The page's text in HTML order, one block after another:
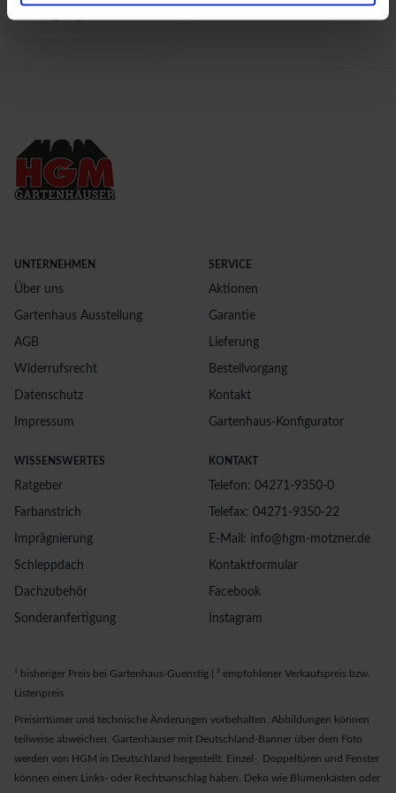
Schäden.
UNTERNEHMEN
Über uns
Gartenhaus Ausstellung
AGB
Widerrufsrecht
Datenschutz
Impressum
SERVICE
Aktionen
Garantie
Lieferung
Bestellvorgang
Kontakt
Gartenhaus-Konfigurator
WISSENSWERTES
Ratgeber
Farbanstrich
Imprägnierung
Schleppdach
Dachzubehör
Sonderanfertigung
KONTAKT
Telefon: 04271-9350-0
Telefax: 04271-9350-22
E-Mail: info@hgm-motzner.de
Kontaktformular
Facebook
Instagram
¹ bisheriger Preis bei Gartenhaus-Guenstig | ² empfohlener Verkaufspreis bzw.
Listenpreis
Preisirrtümer und technische Änderungen vorbehalten. Abbildungen können
teilweise abweichen. Gartenhäuser mit Deutschland-Banner über dem Foto
werden von HGM in Deutschland hergestellt. Einzel-, Doppeltüren und Fenster
können einen Links- oder Rechtsanschlag haben. Deko wie Blumenkästen oder